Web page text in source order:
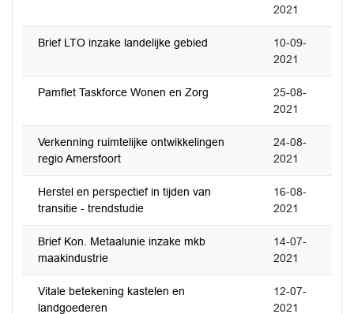
2021
Brief LTO inzake landelijke gebied
10-09-
2021
Pamflet Taskforce Wonen en Zorg
25-08-
2021
Verkenning ruimtelijke ontwikkelingen
regio Amersfoort
24-08-
2021
Herstel en perspectief in tijden van
transitie - trendstudie
16-08-
2021
Brief Kon. Metaalunie inzake mkb
maakindustrie
14-07-
2021
Vitale betekening kastelen en
landgoederen
12-07-
2021